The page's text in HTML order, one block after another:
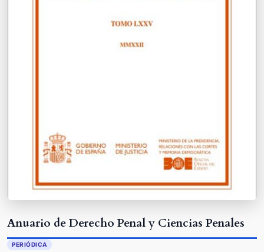
Anuario de Derecho Penal y Ciencias Penales
PERIÓDICA